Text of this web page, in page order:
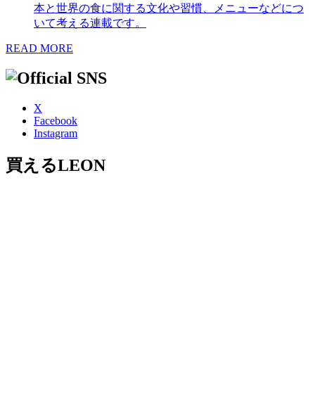
本と世界の食に関する文化や習慣、メニューなどにつ
いて考える連載です。
READ MORE
X
Facebook
Instagram
買えるLEON